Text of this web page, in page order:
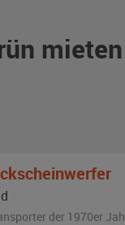
der 1970er